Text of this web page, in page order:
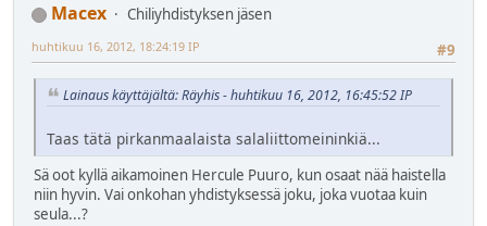
Macex
Chiliyhdistyksen jäsen
#9
huhtikuu 16, 2012, 18:24:19 IP
Lainaus käyttäjältä: Räyhis - huhtikuu 16, 2012, 16:45:52 IP
Taas tätä pirkanmaalaista salaliittomeininkiä...
Sä oot kyllä aikamoinen Hercule Puuro, kun osaat nää haistella
niin hyvin. Vai onkohan yhdistyksessä joku, joka vuotaa kuin
seula...?